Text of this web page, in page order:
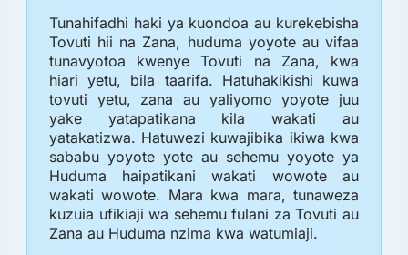
Tunahifadhi haki ya kuondoa au kurekebisha
Tovuti hii na Zana, huduma yoyote au vifaa
tunavyotoa kwenye Tovuti na Zana, kwa
hiari yetu, bila taarifa. Hatuhakikishi kuwa
tovuti yetu, zana au yaliyomo yoyote juu
yake yatapatikana kila wakati au
yatakatizwa. Hatuwezi kuwajibika ikiwa kwa
sababu yoyote yote au sehemu yoyote ya
Huduma haipatikani wakati wowote au
wakati wowote. Mara kwa mara, tunaweza
kuzuia ufikiaji wa sehemu fulani za Tovuti au
Zana au Huduma nzima kwa watumiaji.